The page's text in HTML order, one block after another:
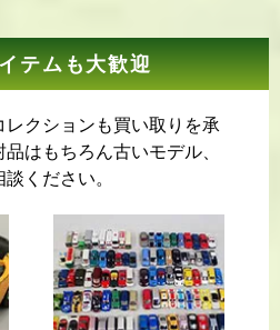
テムも大歓迎
クションも買い取りを承
はもちろん古いモデル、
ください。